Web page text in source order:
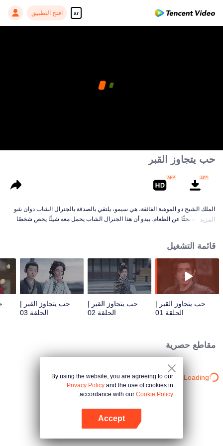
ar افتح التطبيق
حب يتجاوز القبر
الملك الشبح ذو الموهبة الفائقة، هي سيمو، يلتقي بالصدفة بالجنرال الشاب دوان شو
أثناء تنقله بحثًا عن الطعام. يبدو أن هذا الجنرال الشاب يحمل معه شيئًا يخص شخصًا
يخفيها دوان شو في قلبه. وفي المقابل، يكتشف دوان شو القوة الروحية والوحدة التي
عاشها هي سيمو طوال حياته. رغم أن عمر الإنسان العادي قصير جدًا، لا يتجاوز المائة
عام، بينما الملك الشبح الذي عمره أربعمائة عام لا يزال يحتفظ بمظهر فتاة شابة، إلا
أنهما يستطيعان مقاومة مرور الزمن من خلال حبهما المتين.
المزيد
قائمة التشغيل
حب يتجاوز القبر |
الحلقة 01
حب يتجاوز القبر |
الحلقة 02
حب يتجاوز القبر |
الحلقة 03
مقاطع حصرية
Loading…
By using the website, you are agreeing to our
Privacy Policy and the use of cookies in
accordance with our Cookie Policy.
Accept